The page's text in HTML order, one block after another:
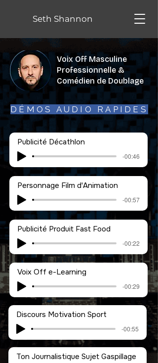
Seth Shannon
Voix Off Masculine
Professionnelle &
Comédien de Doublage
DÉMOS AUDIO RAPIDES
Publicité Décathlon
-00:46
Personnage Film d'Animation
-00:57
Publicité Produit Fast Food
-00:22
Voix Off e-Learning
-00:29
Discours Motivation Sport
-00:55
Ton Journalistique Sujet Gaspillage